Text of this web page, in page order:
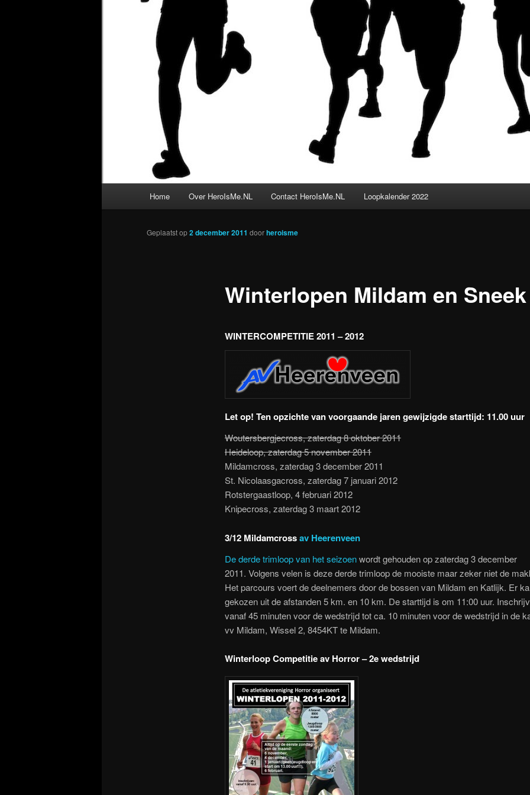
Home Over HeroIsMe.NL Contact HeroIsMe.NL Loopkalender 2022
Winterlopen Mildam en Sneek
Geplaatst op2 december 2011 doorheroisme
WINTERCOMPETITIE 2011 – 2012
Let op! Ten opzichte van voorgaande jaren gewijzigde starttijd: 11.00 uur
Woutersbergjecross, zaterdag 8 oktober 2011
Heideloop, zaterdag 5 november 2011
Mildamcross, zaterdag 3 december 2011
St. Nicolaasgacross, zaterdag 7 januari 2012
Rotstergaastloop, 4 februari 2012
Knipecross, zaterdag 3 maart 2012
3/12 Mildamcrossav Heerenveen
De derde trimloop van het seizoenwordt gehouden op zaterdag 3 december
2011. Volgens velen is deze derde trimloop de mooiste maar zeker niet de
Het parcours voert de deelnemers door de bossen van Mildam en Katlijk. Er
gekozen uit de afstanden 5 km. en 10 km. De starttijd is om 11:00 uur.
vanaf 45 minuten voor de wedstrijd tot ca. 10 minuten voor de wedstrijd in de
vv Mildam, Wissel 2, 8454KT te Mildam.
Winterloop Competitie av Horror – 2e wedstrijd